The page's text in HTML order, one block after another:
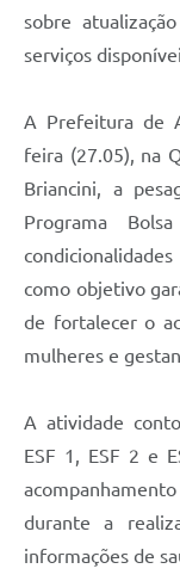
sobre
serviços
A Prefeitura de
feira (27.05), na
Briancini, a
Programa
como objetivo
de fortalecer o
mulheres e
A atividade
ESF 1, ESF 2 e
durante a
informações de